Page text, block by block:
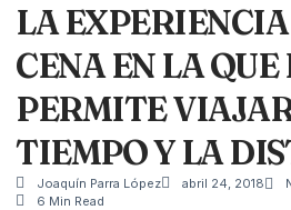
LA
CENA EN LA
PERMITE
TIEMPO Y LA
Joaquín Parra López abril 24, 2018
6 Min Read